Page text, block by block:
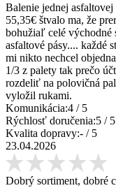
Balenie jednej
55,35€ štvalo ma, že
bohužiaľ celé východné
asfaltové pásy.... každé
mi nikto nechcel
1/3 z palety tak prečo
rozdeliť na polovičná
vyložil rukami.
Komunikácia:4 / 5
Rýchlosť doručenia:5 / 5
Kvalita dopravy:- / 5
23.04.2026
Dobrý sortiment, dobré